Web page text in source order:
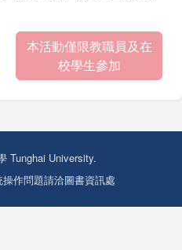
本活動僅限教職員及在
校學生參加
Tunghai University.
作問題請洽圖書資訊處